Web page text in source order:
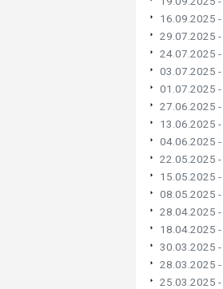
16.09.2025 -
29.07.2025 -
24.07.2025 -
03.07.2025 -
01.07.2025 -
27.06.2025 -
13.06.2025 -
04.06.2025 -
22.05.2025 -
15.05.2025 -
08.05.2025 -
28.04.2025 -
18.04.2025 -
30.03.2025 -
28.03.2025 -
25.03.2025 -